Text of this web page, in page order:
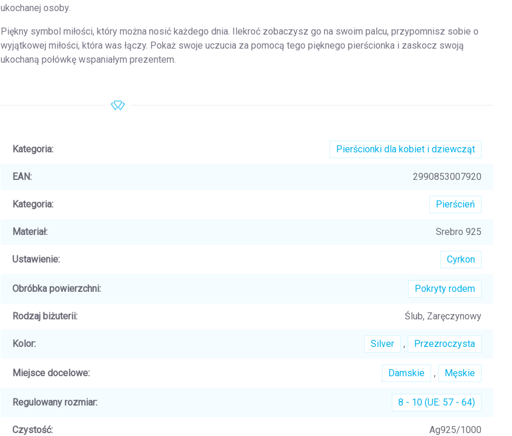
ukochanej osoby.
Piękny symbol miłości, który można nosić każdego dnia. Ilekroć zobaczysz go na swoim palcu, przypomnisz sobie o
wyjątkowej miłości, która was łączy. Pokaż swoje uczucia za pomocą tego pięknego pierścionka i zaskocz swoją
ukochaną połówkę wspaniałym prezentem.
Kategoria: Pierścionki dla kobiet i dziewcząt
EAN: 2990853007920
Kategoria: Pierścień
Materiał: Srebro 925
Ustawienie: Cyrkon
Obróbka powierzchni: Pokryty rodem
Rodzaj biżuterii: Ślub, Zaręczynowy
Kolor: Silver , Przezroczysta
Miejsce docelowe: Damskie , Męskie
Regulowany rozmiar: 8 - 10 (UE: 57 - 64)
Czystość: Ag925/1000